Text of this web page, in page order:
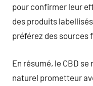
pour confirmer leur
des produits
préférez des sources
En résumé, le CBD
naturel prometteur